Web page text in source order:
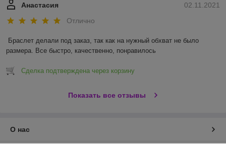
02.11.2021
Анастасия
Отлично
Браслет делали под заказ, так как на нужный обхват не было
размера. Все быстро, качественно, понравилось
Сделка подтверждена через корзину
Показать все отзывы
О нас